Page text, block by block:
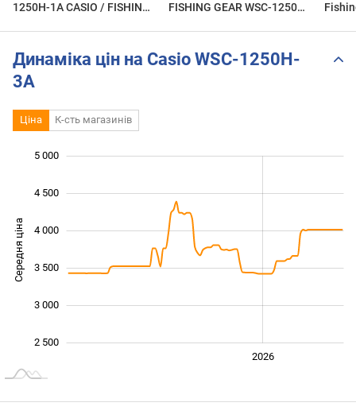
1250H-1A CASIO / FISHING
FISHING GEAR WSC-1250H-
Динаміка цін на Casio WSC-1250H-
3A
Ціна К-сть магазинів
Середня ціна
2 500
3 000
3 500
4 000
4 500
5 000
2026